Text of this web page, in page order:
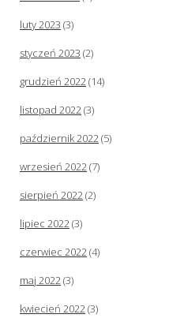
luty 2023 (3)
styczeń 2023 (2)
grudzień 2022(14)
listopad 2022(3)
październik 2022(5)
wrzesień 2022(7)
sierpień 2022(2)
lipiec 2022(3)
czerwiec 2022(4)
maj 2022(3)
kwiecień 2022(3)